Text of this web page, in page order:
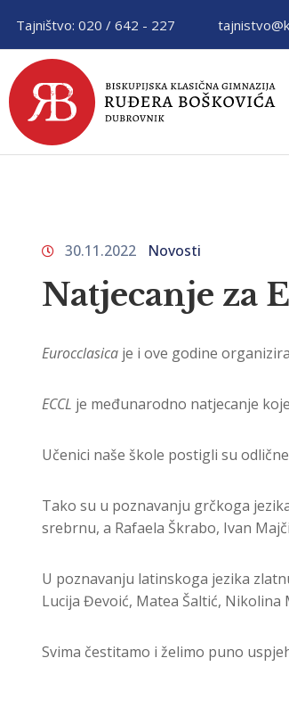
Tajništvo: 020 / 642 - 227
30.11.2022 Novosti
Natjecanje za
Eurocclasica je i ove godine
ECCL je međunarodno natjecanje
Učenici naše škole postigli su
Tako su u poznavanju grčkoga
srebrnu, a Rafaela Škrabo, Ivan
U poznavanju latinskoga jezika
Lucija Đevoić, Matea Šaltić,
Svima čestitamo i želimo puno